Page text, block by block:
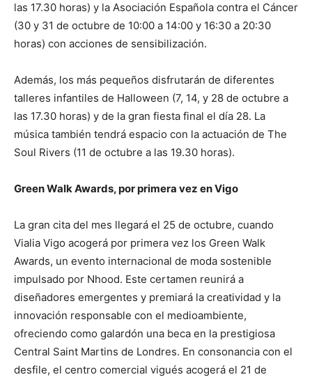
las 17.30 horas) y la Asociación Española contra el Cáncer
(30 y 31 de octubre de 10:00 a 14:00 y 16:30 a 20:30
horas) con acciones de sensibilización.
Además, los más pequeños disfrutarán de diferentes
talleres infantiles de Halloween (7, 14, y 28 de octubre a
las 17.30 horas) y de la gran fiesta final el día 28. La
música también tendrá espacio con la actuación de The
Soul Rivers (11 de octubre a las 19.30 horas).
Green Walk Awards, por primera vez en Vigo
La gran cita del mes llegará el 25 de octubre, cuando
Vialia Vigo acogerá por primera vez los Green Walk
Awards, un evento internacional de moda sostenible
impulsado por Nhood. Este certamen reunirá a
diseñadores emergentes y premiará la creatividad y la
innovación responsable con el medioambiente,
ofreciendo como galardón una beca en la prestigiosa
Central Saint Martins de Londres. En consonancia con el
desfile, el centro comercial vigués acogerá el 21 de